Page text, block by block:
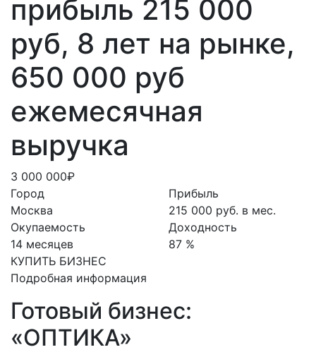
прибыль 215 000
руб, 8 лет на рынке,
650 000 руб
ежемесячная
выручка
3 000 000₽
Город
Москва
Окупаемость
14 месяцев
КУПИТЬ БИЗНЕС
Прибыль
215 000 руб. в мес.
Доходность
87 %
Подробная информация
Готовый бизнес:
«ОПТИКА»